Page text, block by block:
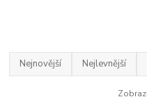
Nejnovější Nejlevnější